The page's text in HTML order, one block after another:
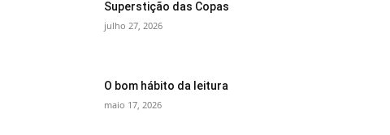
Superstição das Copas
julho 27, 2026
O bom hábito da leitura
maio 17, 2026